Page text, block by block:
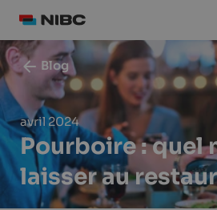
Blog
avril 2024
Pourboire : quel
laisser au